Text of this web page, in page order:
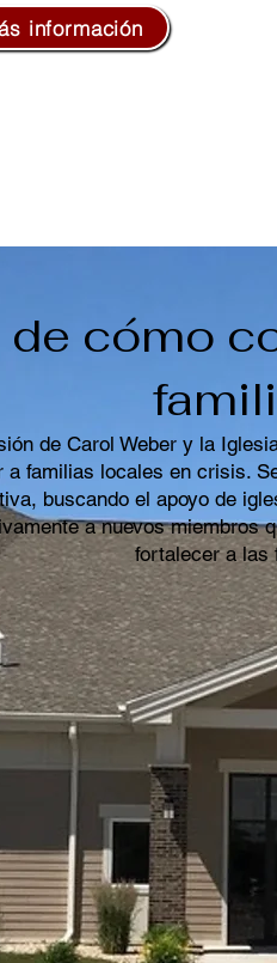
información
de cómo
de Carol Weber y la
a familias locales en crisis.
buscando el apoyo de
a nuevos miembros
fortalecer a las